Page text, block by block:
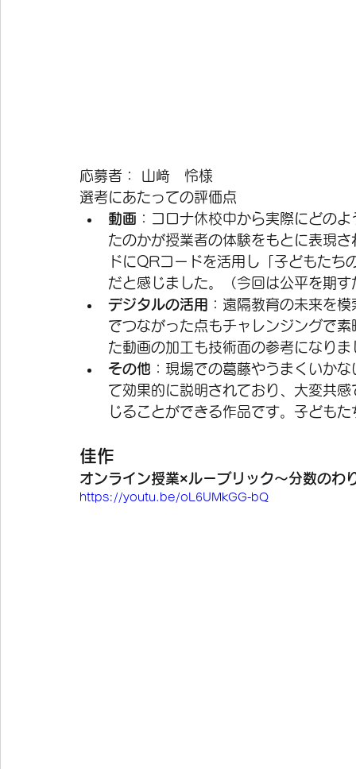
応募者： 山﨑　怜様
選考にあたっての評価点
動画 ：コロナ休校中から実際にどの
たのかが授業者の体験をもとに表現
ドにQRコードを活用し「子どもたち
だと感じました。（今回は公平を期
デジタルの活用
：遠隔教育の未来を
でつながった点もチャレンジングで
た動画の加工も技術面の参考になりま
その他 ：現場での葛藤やうまくいか
て効果的に説明されており、大変共
じることができる作品です。子ども
佳作
オンライン授業×ルーブリック～分数のわ
https://youtu.be/oL6UMkGG-bQ